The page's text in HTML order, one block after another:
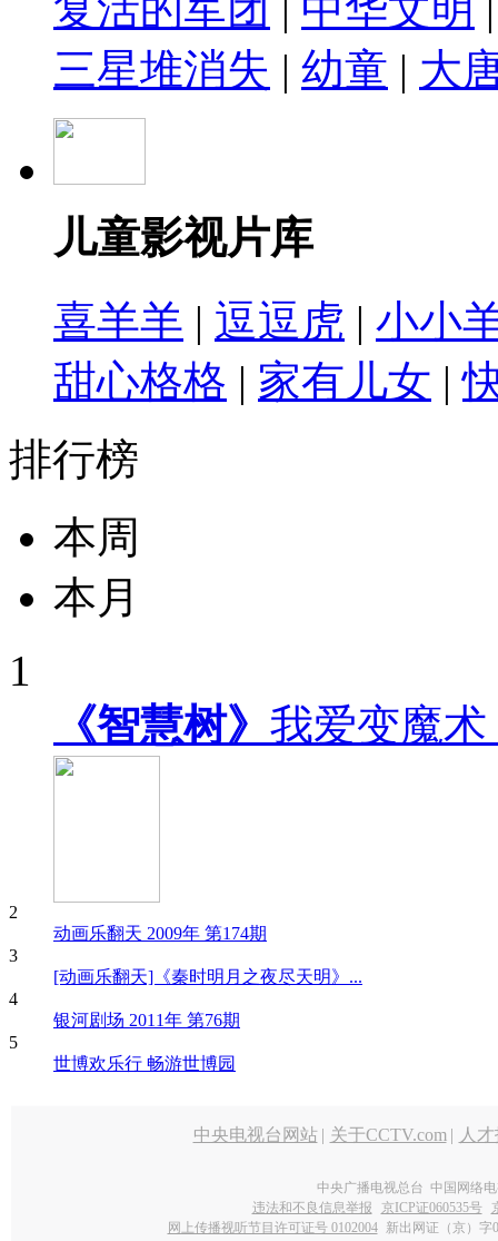
三星堆消失 | 幼童 | 大
儿童影视片库
喜羊羊 | 逗逗虎 | 小小
甜心格格 | 家有儿女 |
排行榜
本周
本月
1
《智慧树》 我爱变魔
2
动画乐翻天 2009年 第174期
3
[动画乐翻天]《秦时明月之夜尽天明》...
4
银河剧场 2011年 第76期
5
世博欢乐行 畅游世博园
中央电视台网站 | 关于CCTV.com | 人
中央广播电视总台 中国网络
违法和不良信息举报
京ICP证060535号
网上传播视听节目许可证号 0102004 新出网证（京）